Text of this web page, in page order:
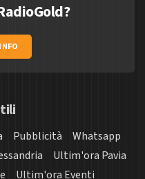
Pubblicità
Whatsapp
Ultim'ora Pavia
Ultim'ora Eventi